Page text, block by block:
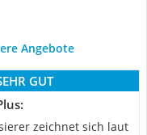
Angebote
GUT
zeichnet sich laut